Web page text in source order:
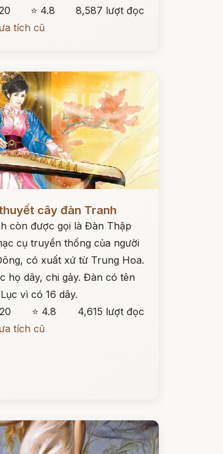
⭐ 4.8
8,587 lượt đọc
tích cũ
cây đàn Tranh
còn được gọi là Đàn Thập
cụ truyền thống của người
có xuất xứ từ Trung Hoa.
họ dây, chi gảy. Đàn có tên
vì có 16 dây.
⭐ 4.8
4,615 lượt đọc
tích cũ